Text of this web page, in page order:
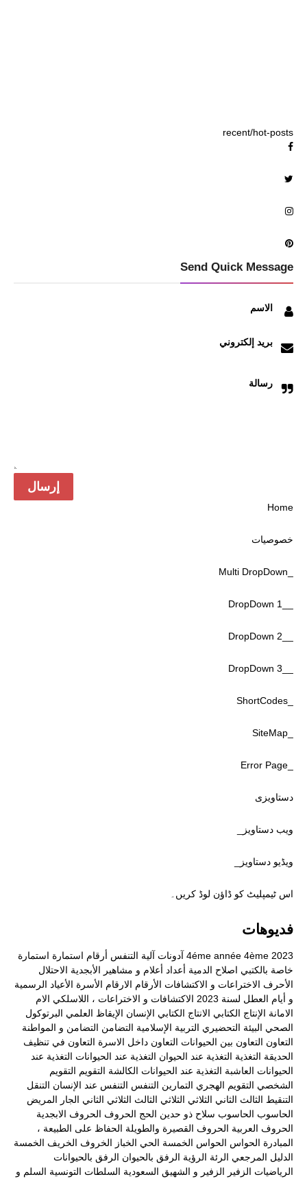
recent/hot-posts
Send Quick Message
الاسم
بريد إلكتروني
رسالة
Home
خصوصیات
دستاویزی
ویب دستاویز_
ویڈیو دستاویز_
اس ٹیمپلیٹ کو ڈاؤن لوڈ کریں۔
فديوهات
2023
4ème
4éme année آدونات آلية التنفس أرقام استمارة استمارة
خاصة بالكتبي اصلاح الدمية أعداد أعلام و مشاهير الأبجدية الاحتلال
الأحرف الاختراعات و الاكتشافات الأرقام الارقام الأسرة الأعياد الرسمية
و أيام العطل لسنة 2023
الاكتشافات و الاختراعات ، اللاسلكي الام
الامانة الإنتاج الكتابي الانتاج الكتابي الإنسان الإيقاظ العلمي البرتوكول
الصحي البيئة التحضيري التربية الإسلامية التضامن التضامن و المواطنة
التعاون التعاون بين الحيوانات التعاون داخل الاسرة التعاون في تنظيف
الحديقة التغذية التغذية عند الحيوان التغذية عند الحيوانات التغذية عند
الحيوانات العاشبة التغذية عند الحيوانات الكالشة التقويم التقويم
الشخصي التقويم الهجري التمارين التنفس التنفس عند الإنسان التنقل
التنقيط الثالث الثاني الثلاثي الثلاثي الثالث الثلاثي الثاني الجار المريض
الحاسوب الحاسوب سلاح ذو حدين الحج الحروف الحروف الابجدية
الحروف العربية الحروف القصيرة والطويلة الحفاظ على الطبيعة ،
المبادرة الحواس الحواس الخمسة الحي الخباز الخروف الخريف الخمسة
الدليل المرجعي الرئة الرؤية الرفق بالحيوان الرفق بالحيوانات
الرياضيات الزفير الزفير و الشهيق السعودية السلطات التونسية السلم و